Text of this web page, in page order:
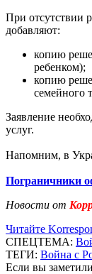
При отсутствии
добавляют:
копию
ребенком);
копию
семейного
Заявление
услуг.
Напомним, в
Пограничники
Новости от
Читайте
СПЕЦТЕМА:
ТЕГИ: Война с
Если вы